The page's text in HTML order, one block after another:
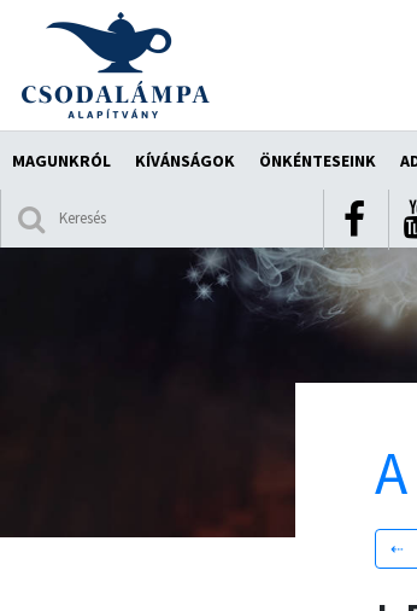
MAGUNKRÓL KÍVÁNSÁGOK ÖNKÉNTESEINK
⇠